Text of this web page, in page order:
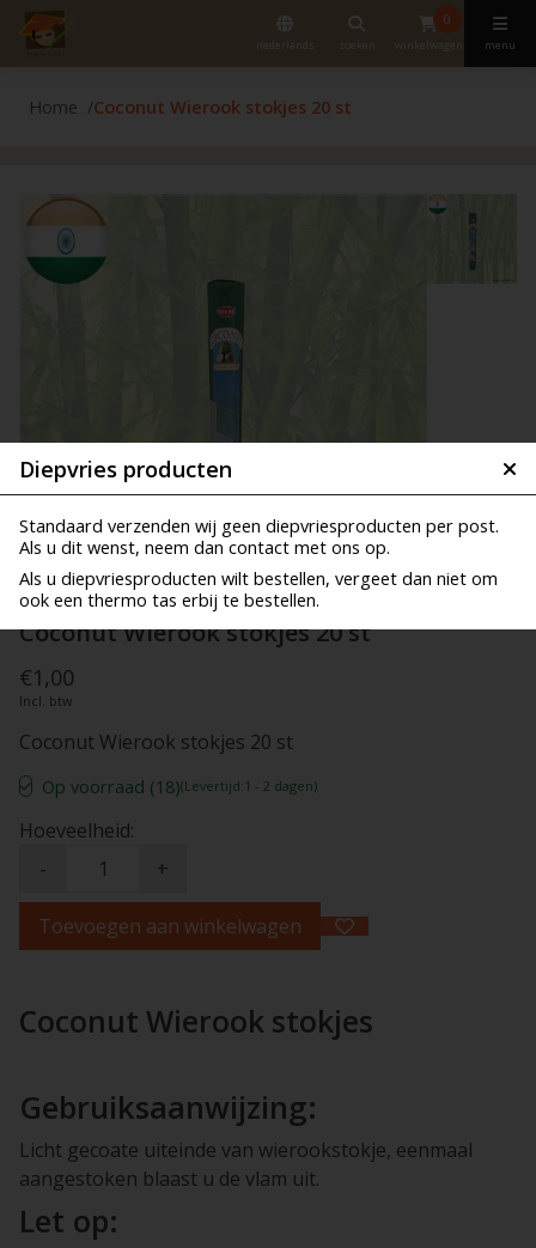
nederlands zoeken
0
winkelwagen menu
Diepvries producten
Standaard verzenden wij geen diepvriesproducten per post.
Als u dit wenst, neem dan contact met ons op.
Als u diepvriesproducten wilt bestellen, vergeet dan niet om
ook een thermo tas erbij te bestellen.
Home Coconut Wierook stokjes 20 st
Coconut Wierook stokjes 20 st
€1,00
Incl. btw
Coconut Wierook stokjes 20 st
Op voorraad (18)(Levertijd:1 - 2 dagen)
Hoeveelheid:
-
+
Toevoegen aan winkelwagen
Coconut Wierook stokjes
Gebruiksaanwijzing:
Licht gecoate uiteinde van wierookstokje, eenmaal
aangestoken blaast u de vlam uit.
Let op: